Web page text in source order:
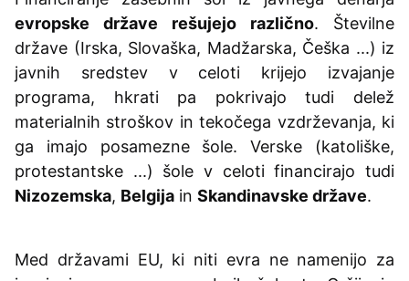
evropske države rešujejo različno. Številne
države (Irska, Slovaška, Madžarska, Češka ...) iz
javnih sredstev v celoti krijejo izvajanje
programa, hkrati pa pokrivajo tudi delež
materialnih stroškov in tekočega vzdrževanja, ki
ga imajo posamezne šole. Verske (katoliške,
protestantske ...) šole v celoti financirajo tudi
Nizozemska, Belgija in Skandinavske države.
Med državami EU, ki niti evra ne namenijo za